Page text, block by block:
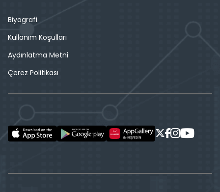
Biyografi
Kullanım Koşulları
Aydınlatma Metni
Çerez Politikası